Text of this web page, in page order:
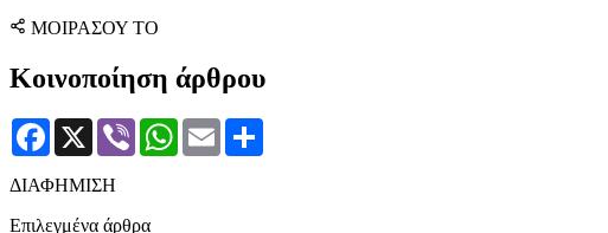
ΜΟΙΡΑΣΟΥ ΤΟ
Κοινοποίηση άρθρου
Facebook
X Viber WhatsApp
Email
ΔΙΑΦΗΜΙΣΗ
Επιλεγμένα άρθρα